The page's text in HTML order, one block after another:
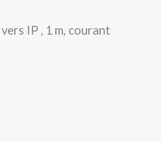
IP , 1 m, courant